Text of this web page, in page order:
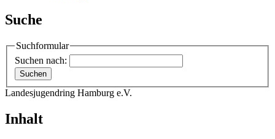
Suche
Suchformular
Suchen nach:
Landesjugendring Hamburg e.V.
Inhalt